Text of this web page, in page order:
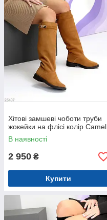
Хітові замшеві чоботи труби
жокейки на флісі колір Camel
В наявності
2 950 ₴
Купити